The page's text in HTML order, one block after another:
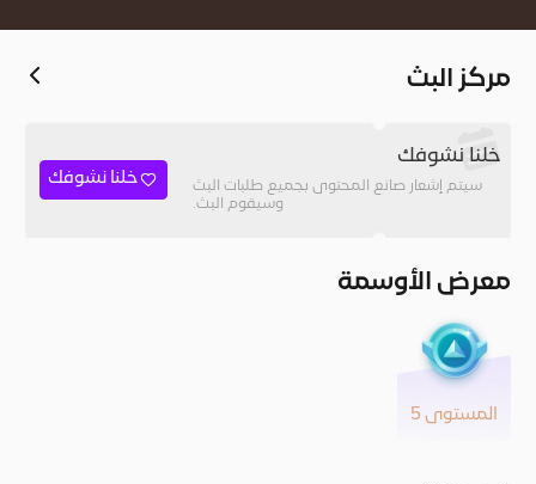
مركز البث
خلنا نشوفك
سيتم إشعار صانع المحتوى بجميع طلبات البث
وسيقوم البث.
خلنا نشوفك
معرض الأوسمة
المستوى 5